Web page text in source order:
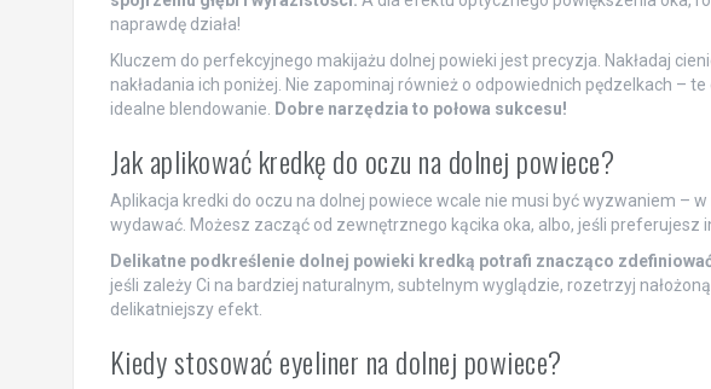
naprawdę działa!
Kluczem do perfekcyjnego makijażu dolnej powieki jest precyzja. Nakładaj
nakładania ich poniżej. Nie zapominaj również o odpowiednich pędzelkach – te
idealne blendowanie.
Dobre narzędzia to połowa sukcesu!
Jak aplikować kredkę do oczu na dolnej powiece?
Aplikacja kredki do oczu na dolnej powiece wcale nie musi być wyzwaniem –
wydawać. Możesz zacząć od zewnętrznego kącika oka, albo, jeśli preferujesz
Delikatne podkreślenie dolnej powieki kredką potrafi znacząco
jeśli zależy Ci na bardziej naturalnym, subtelnym wyglądzie, rozetrzyj
delikatniejszy efekt.
Kiedy stosować eyeliner na dolnej powiece?